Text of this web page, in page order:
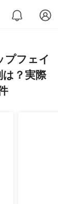
プフェイ
？実際